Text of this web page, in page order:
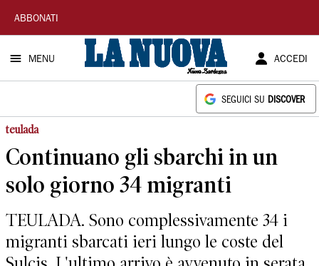
La
Nuova
Sardegna
ABBONATI
MENU ACCEDI
SEGUICI SU DISCOVER
teulada
Continuano gli sbarchi in un
solo giorno 34 migranti
TEULADA. Sono complessivamente 34 i
migranti sbarcati ieri lungo le coste del